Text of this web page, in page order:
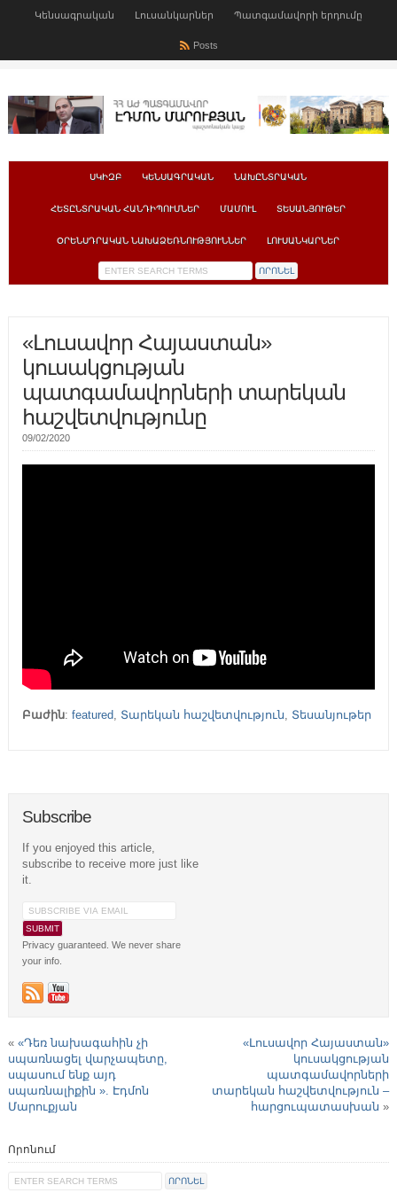
Կենսագրական Լուսանկարներ Պատգամավորի երդումը
Posts
ՍԿԻԶԲ ԿԵՆՍԱԳՐԱԿԱՆ ՆԱԽԸՆՏՐԱԿԱՆ
ՀԵՏԸՆՏՐԱԿԱՆ ՀԱՆԴԻՊՈՒՄՆԵՐ ՄԱՄՈՒԼ ՏԵՍԱՆՅՈՒԹԵՐ
ՕՐԵՆՍԴՐԱԿԱՆ ՆԱԽԱՁԵՌՆՈՒԹՅՈՒՆՆԵՐ ԼՈՒՍԱՆԿԱՐՆԵՐ
«Լուսավոր Հայաստան»
կուսակցության
պատգամավորների տարեկան
հաշվետվությունը
09/02/2020
Բաժին: featured, Տարեկան հաշվետվություն, Տեսանյութեր
Subscribe
If you enjoyed this article,
subscribe to receive more just like
it.
Privacy guaranteed. We never share
your info.
« «Դեռ նախագահին չի
սպառնացել վարչապետը,
սպասում ենք այդ
սպառնալիքին ». Էդմոն
Մարուքյան
«Լուսավոր Հայաստան»
կուսակցության
պատգամավորների
տարեկան հաշվետվություն –
հարցուպատասխան »
Որոնում